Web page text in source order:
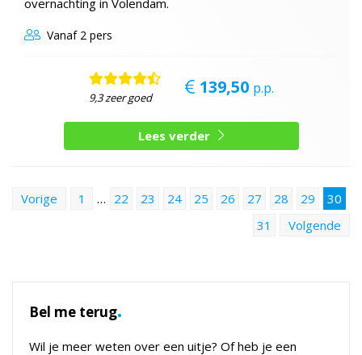
Vanaf2 pers
9,3 zeer goed 139,50 p.p.
Lees verder
Vorige 1 … 22 23 24 25 26 27 28 29
30
31
Volgende
Bel me terug.
Wil je meer weten over een uitje? Of heb je een